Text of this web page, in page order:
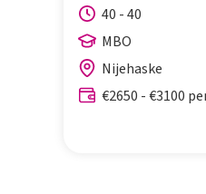
40 - 40
MBO
Nijehaske
€2650 - €3100